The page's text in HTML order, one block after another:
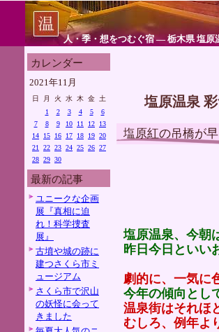
人・季・想をつむぐ宿 ― 栃木県 塩原
カレンダー
2021年11月
日 月 火 水 木 金
土
1
2 3 4 5
6
7
8 9 10 11 12
13
14
15 16 17 18 19 20
21
22 23 24 25 26 27
28 29 30
最新の記事
ユニークな企画
展『真相に迫
れ！科学捜査
展』
古墳や城の跡に
建つさくら市ミ
ュージアム
さくら市で沢山
の妖怪に会って
きました
塩原温泉
塩原紅の吊橋が
塩原温泉、今朝
昨日今日といい
劇的に、一気に
今年の傾向とし
温泉街はそれほ
むしろ、例年よ